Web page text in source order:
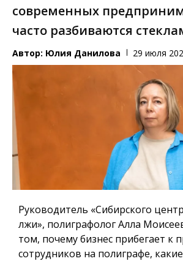
современных
часто разбиваются
Автор: Юлия Данилова 29 июля
Руководитель «Сибирского
лжи», полиграфолог Алла
том, почему бизнес прибегает к
сотрудников на полиграфе,